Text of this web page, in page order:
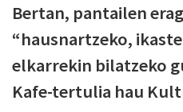
Bertan, pantailen
“hausnartzeko,
elkarrekin bilatzeko
Kafe-tertulia hau